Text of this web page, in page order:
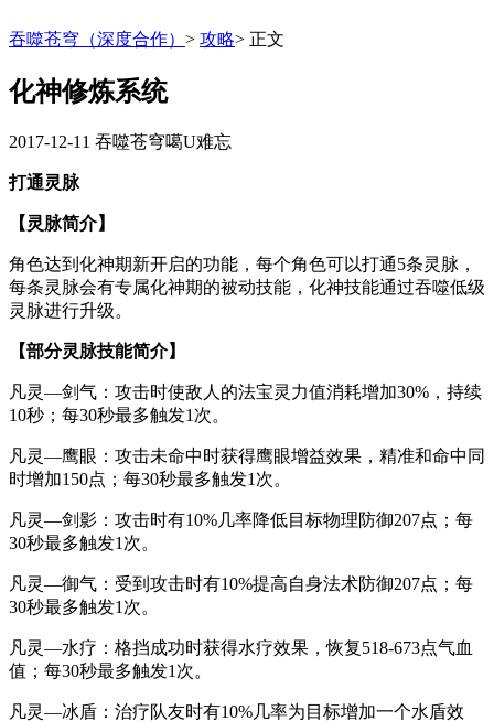
吞噬苍穹（深度合作） > 攻略> 正文
化神修炼系统
2017-12-11 吞噬苍穹噶U难忘
打通灵脉
【灵脉简介】
角色达到化神期新开启的功能，每个角色可以打通5条灵脉，
每条灵脉会有专属化神期的被动技能，化神技能通过吞噬低级
灵脉进行升级。
【部分灵脉技能简介】
凡灵—剑气：攻击时使敌人的法宝灵力值消耗增加30%，持续
10秒；每30秒最多触发1次。
凡灵—鹰眼：攻击未命中时获得鹰眼增益效果，精准和命中同
时增加150点；每30秒最多触发1次。
凡灵—剑影：攻击时有10%几率降低目标物理防御207点；每
30秒最多触发1次。
凡灵—御气：受到攻击时有10%提高自身法术防御207点；每
30秒最多触发1次。
凡灵—水疗：格挡成功时获得水疗效果，恢复518-673点气血
值；每30秒最多触发1次。
凡灵—冰盾：治疗队友时有10%几率为目标增加一个水盾效